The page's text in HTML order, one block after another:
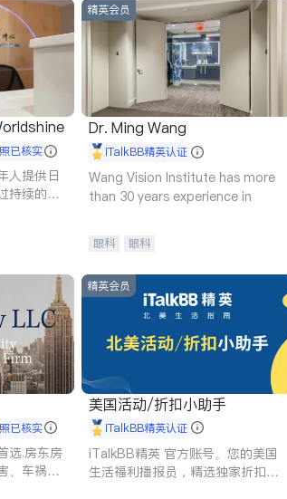
已核实
人提供日
持续的护
精英会员
Dr. Ming Wang
iTalkBB精英认证
Wang Vision Institute has more
than 30 years experience in
眼科 眼科
已核实
选.房东房
、车祸重
精英会员
美国活动/折扣小助手
iTalkBB精英认证
iTalkBB精英 官方账号。您的美国
生活福利播报员，精选独家折扣、